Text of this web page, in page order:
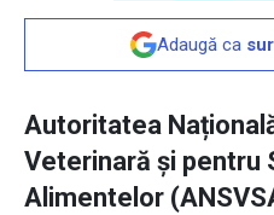
Adaugă ca
Autoritatea
Veterinară și pentru
Alimentelor